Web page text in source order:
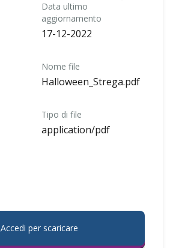
Data ultimo
aggiornamento
17-12-2022
Nome file
Halloween_Strega.pdf
Tipo di file
application/pdf
Accedi per scaricare